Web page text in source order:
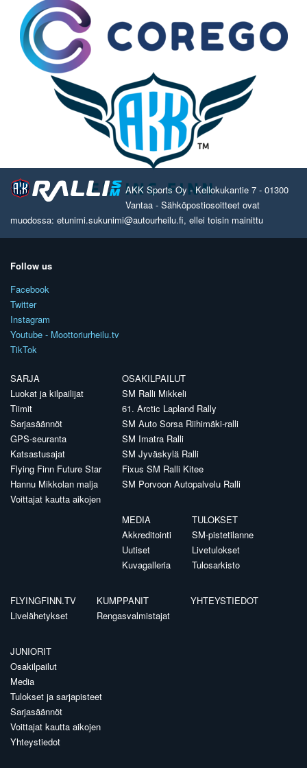
AKK Sports Oy - Kellokukantie 7 - 01300
Vantaa - Sähköpostiosoitteet ovat
muodossa: etunimi.sukunimi@autourheilu.fi, ellei toisin mainittu
Follow us
Facebook
Twitter
Instagram
Youtube - Moottoriurheilu.tv
TikTok
SARJA
Luokat ja kilpailijat
Tiimit
Sarjasäännöt
GPS-seuranta
Katsastusajat
Flying Finn Future Star
Hannu Mikkolan malja
Voittajat kautta aikojen
OSAKILPAILUT
SM Ralli Mikkeli
61. Arctic Lapland Rally
SM Auto Sorsa Riihimäki-ralli
SM Imatra Ralli
SM Jyväskylä Ralli
Fixus SM Ralli Kitee
SM Porvoon Autopalvelu Ralli
MEDIA
Akkreditointi
Uutiset
Kuvagalleria
TULOKSET
SM-pistetilanne
Livetulokset
Tulosarkisto
FLYINGFINN.TV
Livelähetykset
KUMPPANIT
Rengasvalmistajat
YHTEYSTIEDOT
JUNIORIT
Osakilpailut
Media
Tulokset ja sarjapisteet
Sarjasäännöt
Voittajat kautta aikojen
Yhteystiedot